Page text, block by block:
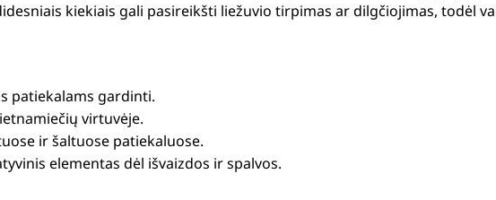
kiekiais gali pasireikšti liežuvio tirpimas ar dilgčiojimas, todėl
patiekalams gardinti.
virtuvėje.
ir šaltuose patiekaluose.
elementas dėl išvaizdos ir spalvos.